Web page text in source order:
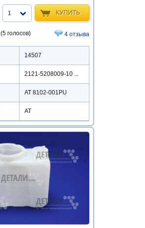
КУПИТЬ
1
(5 голосов) 4 отзыва
14507
2121-5208009-10 ...
AT 8102-001PU
АТ